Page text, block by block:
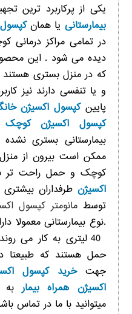
یکی از پرکاربرد ترین
بیمارستانی یا همان
در تمامی مراکز درمانی
دیده می شود . این محصول
که در منزل بستری هستند
و یا تنفسی دارند نیز
پایینکپسول اکسیژن
کپسول اکسیژن کوچک
بیمارستانی بستری
ممکن است بیرون از منزل
کوچک و حمل راحت تر
اکسیژن طرفداران
توسطمانومتر کپسول
.نوع بیمارستانی معمولا
40 لیتری به کار می
حمل هستند که طبیعتا
جهتخرید کپسول
اکسیژن همراه بیماربه
میتوانید با ما در تماس